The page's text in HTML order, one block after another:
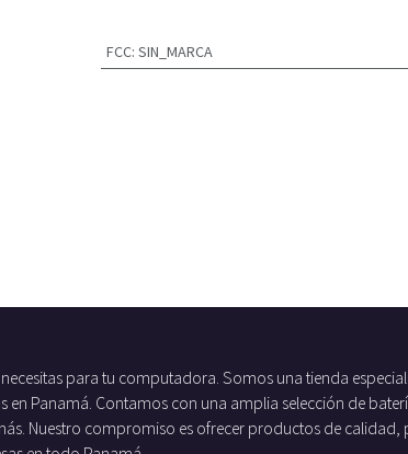
FCC: SIN_MARCA
para tu computadora. Somos una tienda
Panamá. Contamos con una amplia selección de
Nuestro compromiso es ofrecer productos de